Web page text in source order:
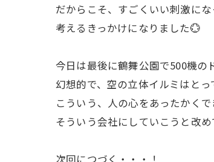
だからこそ、すごくいい刺激に
考えるきっかけになりました💮
今日は最後に鶴舞公園で500機の
幻想的で、空の立体イルミはとっ
こういう、人の心をあったかく
そういう会社にしていこうと改
次回につづく・・・！